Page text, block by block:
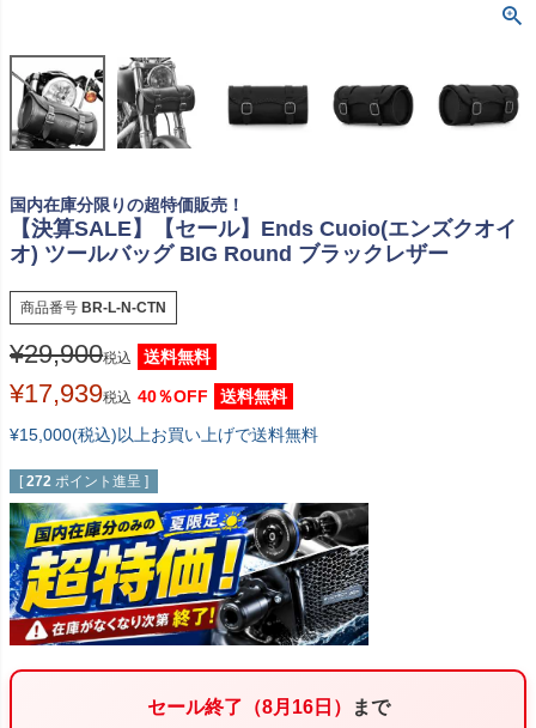
国内在庫分限りの超特価販売！
【決算SALE】【セール】Ends Cuoio(エンズクオイ
オ) ツールバッグ BIG Round ブラックレザー
商品番号 BR-L-N-CTN
¥29,900税込 送料無料
¥17,939税込 40％OFF
送料無料
¥15,000(税込)以上お買い上げで送料無料
[ 272 ポイント進呈 ]
セール終了（8月16日） まで